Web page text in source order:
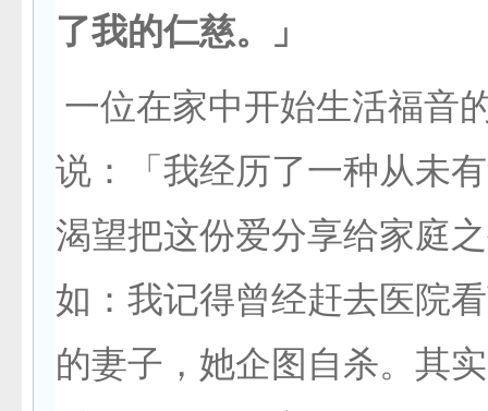
了我的仁慈。」
一位在家中开始生活福音
说：「我经历了一种从未
渴望把这份爱分享给家庭
如：我记得曾经赶去医院
的妻子，她企图自杀。其